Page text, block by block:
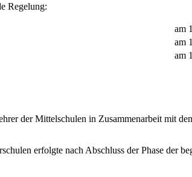
Regelung:
am
am
am
der Mittelschulen in Zusammenarbeit mit
erfolgte nach Abschluss der Phase der